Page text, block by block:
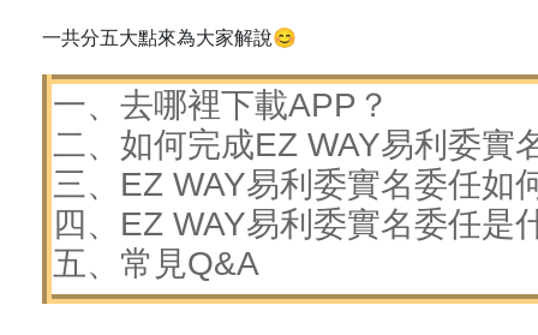
一共分五大點來為大家解說😊
一、去哪裡下載APP？
二、如何完成EZ WAY易利委實
三、EZ WAY易利委實名委任如
四、EZ WAY易利委實名委任是
五、常見Q&A